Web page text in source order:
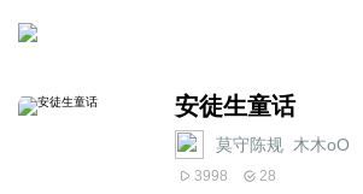
安徒生童话
莫守陈规_木木oO
3998 28